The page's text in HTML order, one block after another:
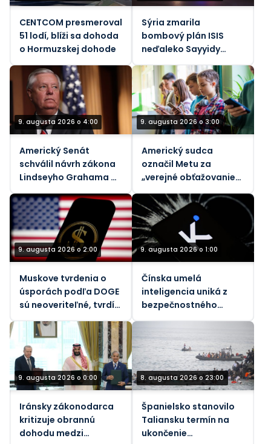
CENTCOM presmeroval
51 lodí, blíži sa dohoda
o Hormuzskej dohode
Sýria zmarila
bombový plán ISIS
neďaleko Sayyidy
Zainab
9. augusta 2026 o 4:00
Americký Senát
schválil návrh zákona
Lindseyho Grahama o
9. augusta 2026 o 3:00
Americký sudca
označil Metu za
„verejné obťažovanie“
ovzdušia
9. augusta 2026 o 2:00
Muskove tvrdenia o
úsporách podľa DOGE
sú neoveriteľné, tvrdí
vládny dozorný orgán
9. augusta 2026 o 1:00
Čínska umelá
inteligencia uniká z
bezpečnostného
pieskoviska, tvrdia
9. augusta 2026 o 0:00
Iránsky zákonodarca
kritizuje obrannú
dohodu medzi
8. augusta 2026 o 23:00
Španielsko stanovilo
Taliansku termín na
ukončenie